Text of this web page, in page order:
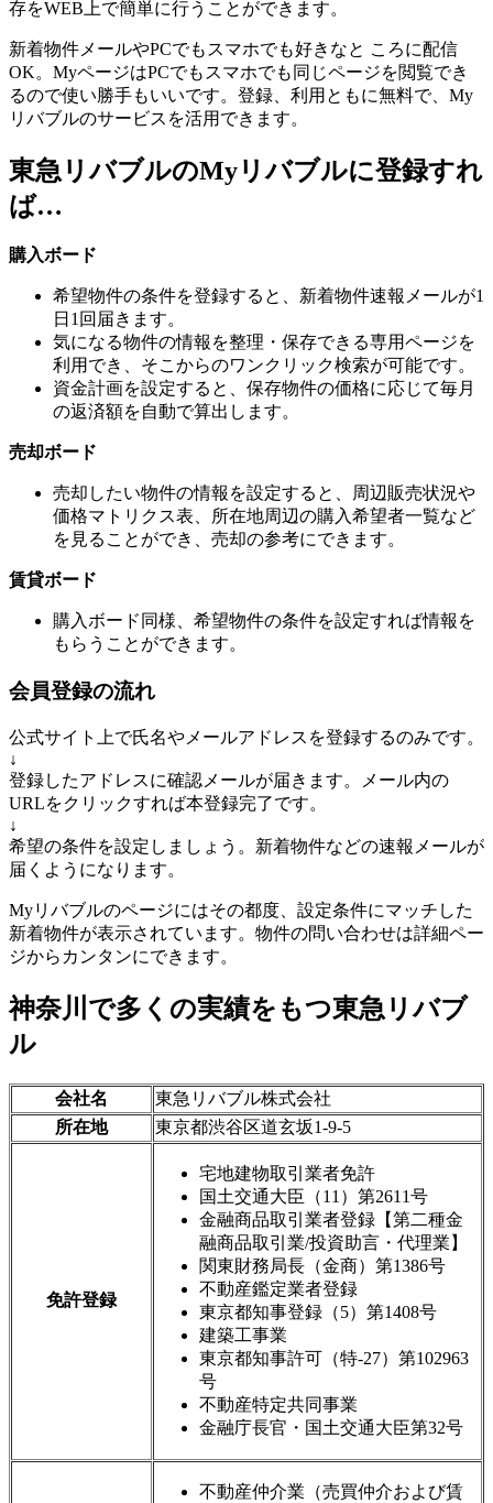
存をWEB上で簡単に行うことができます。
新着物件メールやPCでもスマホでも好きなと ころに配信
OK。MyページはPCでもスマホでも同じページを閲覧でき
るので使い勝手もいいです。登録、利用ともに無料で、My
リバブルのサービスを活用できます。
東急リバブルのMyリバブルに登録すれ
ば…
購入ボード
希望物件の条件を登録すると、新着物件速報メールが1
日1回届きます。
気になる物件の情報を整理・保存できる専用ページを
利用でき、そこからのワンクリック検索が可能です。
資金計画を設定すると、保存物件の価格に応じて毎月
の返済額を自動で算出 します。
売却ボード
売却したい物件の情報を設定すると、周辺販売状況や
価格マトリクス表、所在地周辺の購入希望者一覧など
を見ることができ、売却の参考にできます。
賃貸ボード
購入ボード同様、希望物件の条件を設定すれば情報を
もらうことができます。
会員登録の流れ
公式サイト上で氏名やメールアドレスを登録するのみです。
↓
登録したアドレスに確認メールが届きます。メール内の
URLをクリックすれば本登録完了です。
↓
希望の条件を設定しましょう。新着物件などの速報メールが
届くようになります。
Myリバブルのページにはその都度、設定条件にマッチした
新着物件が表示されています。物件の問い合わせは詳細ペー
ジからカンタンにできます。
神奈川で多くの実績をもつ東急リバブ
ル
会社名
東急リバブル株式会社
所在地
東京都渋谷区道玄坂1-9-5
免許登録
宅地建物取引業者免許
国土交通大臣（11）第2611号
金融商品取引業者登録【第二種金
融商品取引業/投資助言・代理業】
関東財務局長（金商）第1386号
不動産鑑定業者登録
東京都知事登録（5）第1408号
建築工事業
東京都知事許可（特-27）第102963
号
不動産特定共同事業
金融庁長官・国土交通大臣第32号
不動産仲介業（売買仲介および賃